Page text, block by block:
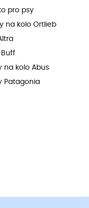
pro psy
na kolo Ortlieb
Buff
na kolo Abus
Patagonia